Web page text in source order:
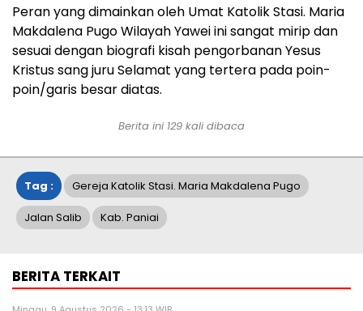
Peran yang dimainkan oleh Umat Katolik Stasi. Maria
Makdalena Pugo Wilayah Yawei ini sangat mirip dan
sesuai dengan biografi kisah pengorbanan Yesus
Kristus sang juru Selamat yang tertera pada poin-
poin/garis besar diatas.
Berita ini 129 kali dibaca
Tag : Gereja Katolik Stasi. Maria Makdalena Pugo
Jalan Salib Kab. Paniai
BERITA TERKAIT